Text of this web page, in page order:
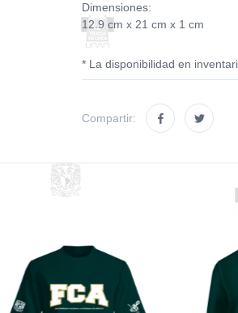
Dimensiones:
12.9 cm x 21 cm x 1 cm
* La disponibilidad en
Compartir: